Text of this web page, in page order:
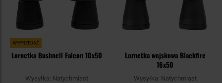
WYPRZEDAŻ
Lornetka Bushnell Falcon 10x50
Wysyłka: Natychmiast
Lornetka wojskowa Blackfire
16x50
Wysyłka: Natychmiast